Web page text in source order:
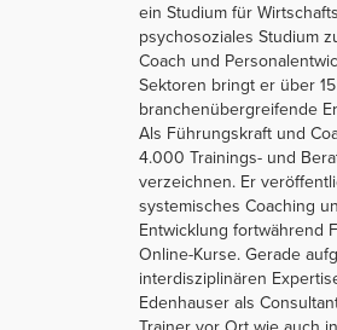
ein Studium für
psychosoziales Studium
Coach und
Sektoren bringt er über
branchenübergreifende
Als Führungskraft und
4.000 Trainings- und
verzeichnen. Er
systemisches Coaching
Entwicklung fortwährend
Online-Kurse. Gerade
interdisziplinären
Edenhauser als